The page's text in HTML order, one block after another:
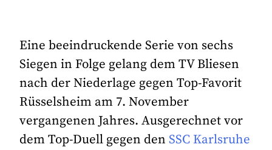
Eine beeindruckende Serie von sechs
Siegen in Folge gelang dem TV Bliesen
nach der Niederlage gegen Top-Favorit
Rüsselsheim am 7. November
vergangenen Jahres. Ausgerechnet vor
dem Top-Duell gegen denSSC Karlsruhe